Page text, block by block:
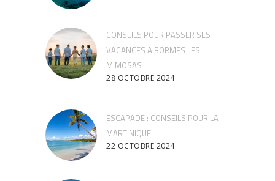
CONSEILS POUR PASSER SES
VACANCES A BORMES LES
MIMOSAS
28 OCTOBRE 2024
ESCAPADE : CONSEILS POUR LA
MARTINIQUE
22 OCTOBRE 2024